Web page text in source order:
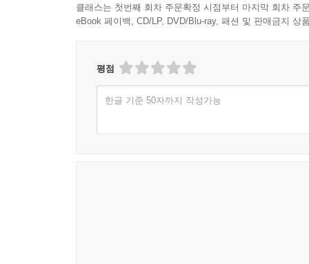
클래스는 첫번째 회차 주문확정 시점부터 마지막 회차 주
eBook 페이백, CD/LP, DVD/Blu-ray, 패션 및 판매금지 상
평점
한글 기준 50자까지 작성가능